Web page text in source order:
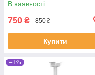
В наявності
750 ₴ 850 ₴
Купити
–1%